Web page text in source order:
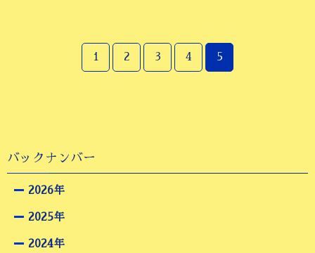
1 2 3 4 5
バックナンバー
2026年
2025年
2024年